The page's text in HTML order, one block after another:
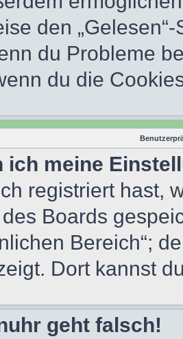
den
du Probleme
du die
ich meine
registriert hast,
Boards
Bereich“;
Dort kannst
geht falsch!